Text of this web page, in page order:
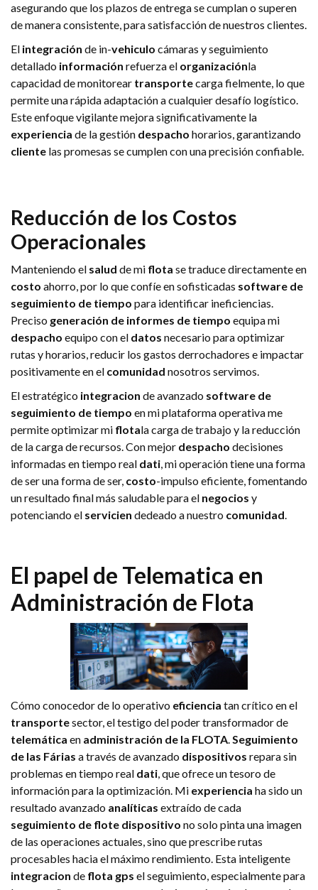
asegurando que los plazos de entrega se cumplan o superen
de manera consistente, para satisfacción de nuestros clientes.
El integración de in-vehiculo cámaras y seguimiento
detallado información refuerza el organizaciónla
capacidad de monitorear transportecarga fielmente, lo que
permite una rápida adaptación a cualquier desafío logístico.
Este enfoque vigilante mejora significativamente la
experiencia de la gestión despacho horarios, garantizando
cliente las promesas se cumplen con una precisión confiable.
Reducción de los Costos
Operacionales
Manteniendo el salud de mi flota se traduce directamente en
costo ahorro, por lo que confíe en sofisticadas software de
seguimiento de tiempo para identificar ineficiencias.
Preciso generación de informes de tiempo equipa mi
despacho equipo con el datos necesario para optimizar
rutas y horarios, reducir los gastos derrochadores e impactar
positivamente en el comunidad nosotros servimos.
El estratégico integracion de avanzado software de
seguimiento de tiempo en mi plataforma operativa me
permite optimizar mi flotala carga de trabajo y la reducción
de la carga de recursos. Con mejor despacho decisiones
informadas en tiempo real dati, mi operación tiene una forma
de ser una forma de ser, costo-impulso eficiente, fomentando
un resultado final más saludable para el negocios y
potenciando el servicien dedeado a nuestro comunidad.
El papel de Telematica en
Administración de Flota
Cómo conocedor de lo operativo eficiencia tan crítico en el
transportesector, el testigo del poder transformador de
telemática en administración de la FLOTA.Seguimiento
de las Fárias a través de avanzado dispositivos repara sin
problemas en tiempo real dati, que ofrece un tesoro de
información para la optimización. Mi experiencia ha sido un
resultado avanzado analíticas extraído de cada
seguimiento de flote dispositivo no solo pinta una imagen
de las operaciones actuales, sino que prescribe rutas
procesables hacia el máximo rendimiento. Esta inteligente
integracion de flota gps el seguimiento, especialmente para